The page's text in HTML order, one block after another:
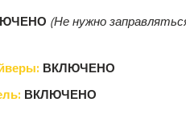
(Не нужно
ВКЛЮЧЕНО
ВКЛЮЧЕНО